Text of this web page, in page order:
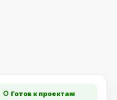
fiber_manual_record Готов к проектам